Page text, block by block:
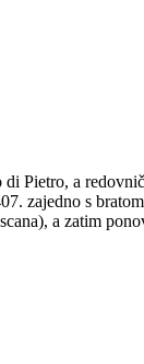
Pietro, a
zajedno s
a zatim